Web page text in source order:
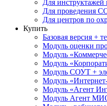
Для
Для проведения
Для центров по
Купить
Базовая версия +
Модуль оценки
Модуль
Модуль
Модуль СОУТ +
Модуль
Модуль «Агент
Модуль Агент